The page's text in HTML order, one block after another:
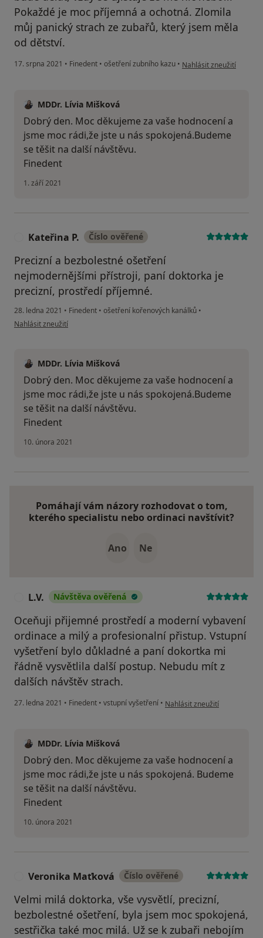
Pokaždé je moc příjemná a ochotná. Zlomila
můj panický strach ze zubařů, který jsem měla
od dětství.
17. srpna 2021 • Finedent • ošetření zubního kazu • podle názoru uživatele
Nahlásit zneužití
MDDr. Lívia Mišková
Dobrý den. Moc děkujeme za vaše hodnocení a
jsme moc rádi,že jste u nás spokojená.Budeme
se těšit na další návštěvu.
Finedent
1. září 2021
Kateřina P. Číslo ověřené
Precizní a bezbolestné ošetření
nejmodernějšími přístroji, paní doktorka je
precizní, prostředí příjemné.
28. ledna 2021 • Finedent • ošetření kořenových kanálků •
podle názoru uživatele Kateřina P.
Nahlásit zneužití
MDDr. Lívia Mišková
Dobrý den. Moc děkujeme za vaše hodnocení a
jsme moc rádi,že jste u nás spokojená.Budeme
se těšit na další návštěvu.
Finedent
10. února 2021
Pomáhají vám názory rozhodovat o tom,
kterého specialistu nebo ordinaci navštívit?
Ano Ne
L.V. Návštěva ověřená
Oceňuji přijemné prostředí a moderní vybavení
ordinace a milý a profesionalní přistup. Vstupní
vyšetření bylo důkladné a paní dokortka mi
řádně vysvětlila další postup. Nebudu mít z
dalších návštěv strach.
27. ledna 2021 • Finedent • vstupní vyšetření • podle názoru uživatele L.V.
Nahlásit zneužití
MDDr. Lívia Mišková
Dobrý den. Moc děkujeme za vaše hodnocení a
jsme moc rádi,že jste u nás spokojená. Budeme
se těšit na další návštěvu.
Finedent
10. února 2021
Veronika Maťková Číslo ověřené
Velmi milá doktorka, vše vysvětlí, precizní,
bezbolestné ošetření, byla jsem moc spokojená,
sestřička také moc milá. Už se k zubaři nebojím